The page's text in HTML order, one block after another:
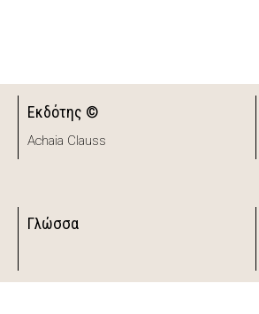
Εκδότης ©
Achaia Clauss
Γλώσσα